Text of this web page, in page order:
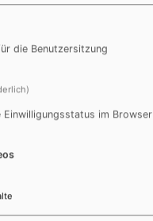
Weil's gemeinsam
Weg. Auch finanziell.
der evangelischen
gut zwei Millionen
Evangelisch-
1,5 Millionen Euro.
der öffentlichen
der Deutschen
Hochschulseelsorge
die Benutzersitzung
im Browser